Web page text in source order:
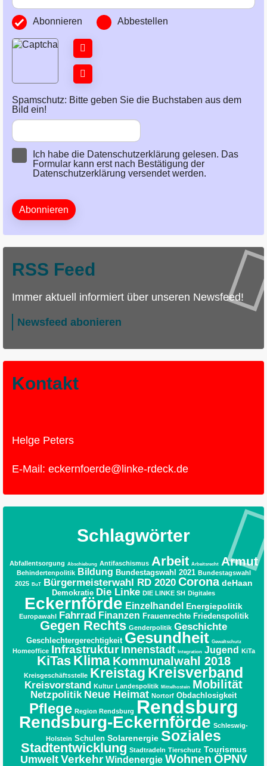
Abonnieren Abbestellen
Spamschutz: Bitte geben Sie die Buchstaben aus dem
Bild ein!
Ich habe die Datenschutzerklärung gelesen. Das
Formular kann erst nach Bestätigung der
Datenschutzerklärung versendet werden.
Abonnieren
RSS Feed
Immer aktuell informiert über unseren Newsfeed!
Newsfeed abonieren
Kontakt
Helge Peters
E-Mail: eckernfoerde@linke-rdeck.de
Schlagwörter
Abfallentsorgung Abschiebung Antifaschismus Arbeit Arbeitsrecht Armut
Behindertenpolitik Bildung Bundestagswahl 2021 Bundestagswahl
2025
BuT Bürgermeisterwahl RD 2020 Corona deHaan
Demokratie Die Linke DIE LINKE SH Digitales
Eckernförde Einzelhandel Energiepolitik
Europawahl Fahrrad Finanzen Frauenrechte Friedenspolitik
Gegen Rechts Genderpolitik Geschichte
Geschlechtergerechtigkeit Gesundheit Gewaltschutz
Homeoffice Infrastruktur Innenstadt Integration Jugend KiTa
KiTas Klima Kommunalwahl 2018
Kreisgeschäftsstelle Kreistag Kreisverband
Kreisvorstand Kultur Landespolitik Mittelhostein Mobilität
Netzpolitik Neue Heimat Nortorf Obdachlosigkeit
Pflege Region Rendsburg Rendsburg
Rendsburg-Eckernförde Schleswig-
Holstein Schulen Solarenergie Soziales
Stadtentwicklung Stadtradeln Tierschutz Tourismus
Umwelt Verkehr Windenergie Wohnen ÖPNV